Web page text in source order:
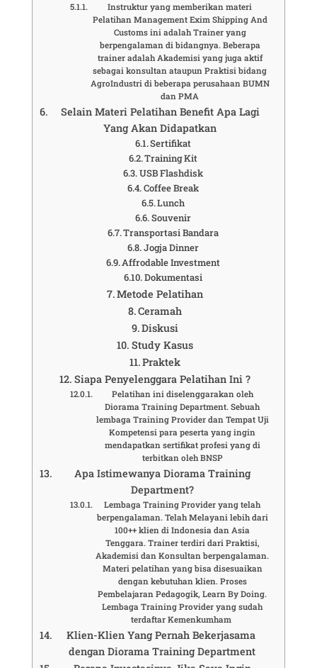
Instruktur yang memberikan materi
Pelatihan Management Exim Shipping And
Customs ini adalah Trainer yang
berpengalaman di bidangnya. Beberapa
trainer adalah Akademisi yang juga aktif
sebagai konsultan ataupun Praktisi bidang
AgroIndustri di beberapa perusahaan BUMN
dan PMA
Selain Materi Pelatihan Benefit Apa Lagi
Yang Akan Didapatkan
Sertifikat
Training Kit
USB Flashdisk
Coffee Break
Lunch
Souvenir
Transportasi Bandara
Jogja Dinner
Affrodable Investment
Dokumentasi
Metode Pelatihan
Ceramah
Diskusi
Study Kasus
Praktek
Siapa Penyelenggara Pelatihan Ini ?
Pelatihan ini diselenggarakan oleh
Diorama Training Department. Sebuah
lembaga Training Provider dan Tempat Uji
Kompetensi para peserta yang ingin
mendapatkan sertifikat profesi yang di
terbitkan oleh BNSP
Apa Istimewanya Diorama Training
Department?
Lembaga Training Provider yang telah
berpengalaman. Telah Melayani lebih dari
100++ klien di Indonesia dan Asia
Tenggara. Trainer terdiri dari Praktisi,
Akademisi dan Konsultan berpengalaman.
Materi pelatihan yang bisa disesuaikan
dengan kebutuhan klien. Proses
Pembelajaran Pedagogik, Learn By Doing.
Lembaga Training Provider yang sudah
terdaftar Kemenkumham
Klien-Klien Yang Pernah Bekerjasama
dengan Diorama Training Department